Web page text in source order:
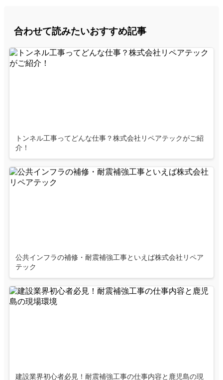
合わせて読みたいおすすめ記事
トンネル工事ってどんな仕事？株式会社リペアテックがご紹
介！
公共インフラの補修・耐震補強工事といえば株式会社リペア
テック
建設業界初心者必見！耐震補強工事の仕事内容と鹿児島の現